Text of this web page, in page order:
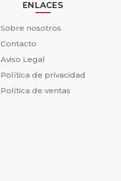
ENLACES
Sobre nosotros
Contacto
Aviso Legal
Política de privacidad
Política de ventas